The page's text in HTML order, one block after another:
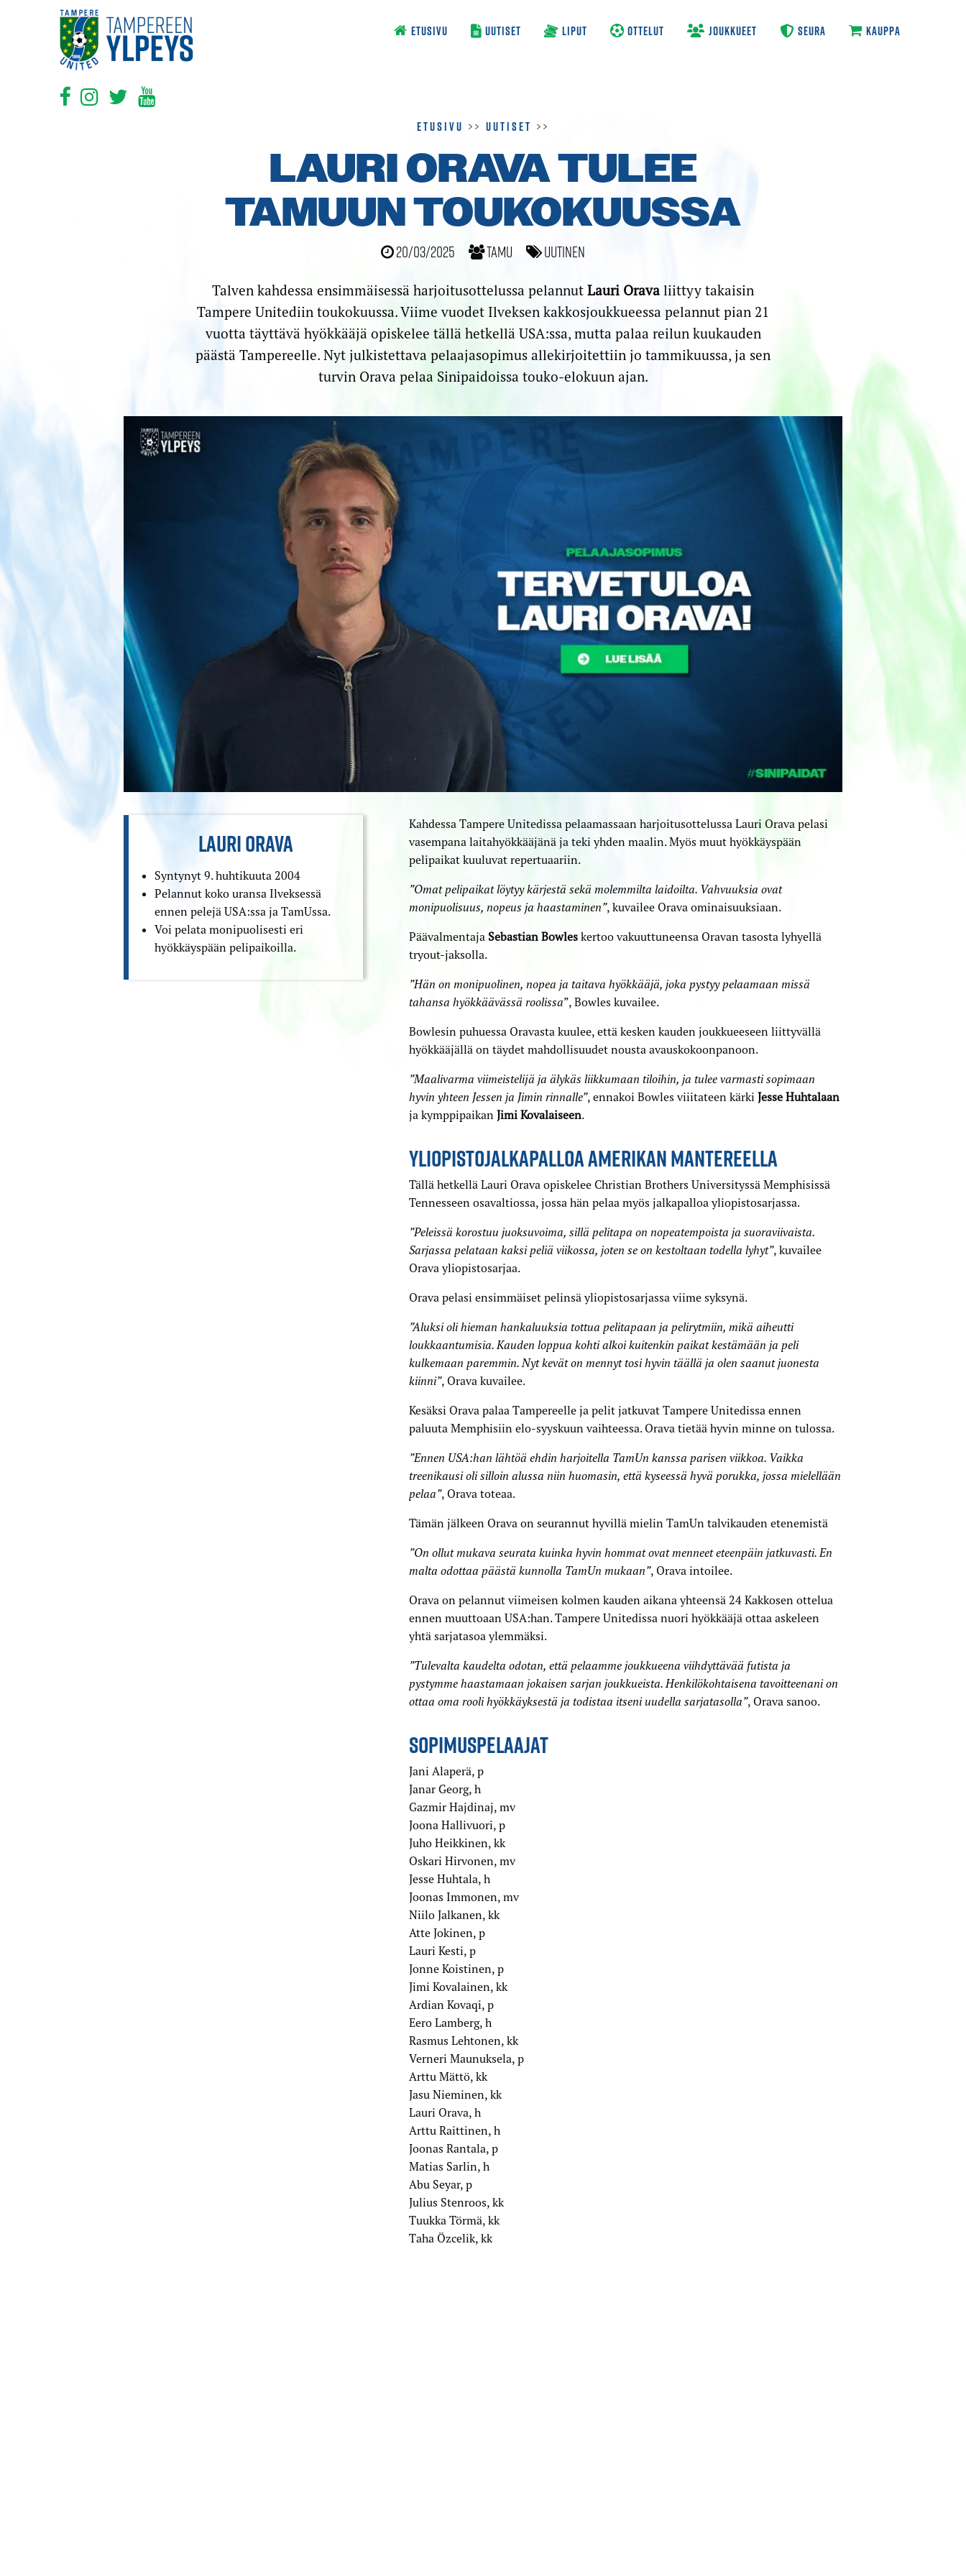
ETUSIVU UUTISET LIPUT OTTELUT JOUKKUEET SEURA KAUPPA
Etusivu >> Uutiset >>
LAURI ORAVA TULEE
TAMUUN TOUKOKUUSSA
20/03/2025 TamU Uutinen
Talven kahdessa ensimmäisessä harjoitusottelussa pelannut Lauri Orava liittyy takaisin
Tampere Unitediin toukokuussa. Viime vuodet Ilveksen kakkosjoukkueessa pelannut pian 21
vuotta täyttävä hyökkääjä opiskelee tällä hetkellä USA:ssa, mutta palaa reilun kuukauden
päästä Tampereelle. Nyt julkistettava pelaajasopimus allekirjoitettiin jo tammikuussa, ja sen
turvin Orava pelaa Sinipaidoissa touko-elokuun ajan.
LAURI ORAVA
Syntynyt 9. huhtikuuta 2004
Pelannut koko uransa Ilveksessä
ennen pelejä USA:ssa ja TamUssa.
Voi pelata moni­puolisesti eri
hyökkäys­pään peli­paikoilla.
Kahdessa Tampere Unitedissa pelaamassaan harjoitusottelussa Lauri Orava pelasi
vasempana laitahyökkääjänä ja teki yhden maalin. Myös muut hyökkäyspään
pelipaikat kuuluvat repertuaariin.
”⁠Omat pelipaikat löytyy kärjestä sekä molemmilta laidoilta. Vahvuuksia ovat
monipuolisuus, nopeus ja haastaminen”, kuvailee Orava ominaisuuksiaan.
Päävalmentaja Sebastian Bowles kertoo vakuuttuneensa Oravan tasosta lyhyellä
tryout-jaksolla.
”Hän on monipuolinen, nopea ja taitava hyökkääjä, joka pystyy pelaamaan missä
tahansa hyökkäävässä roolissa”, Bowles kuvailee.
Bowlesin puhuessa Oravasta kuulee, että kesken kauden joukkueeseen liittyvällä
hyökkääjällä on täydet mahdollisuudet nousta avauskokoonpanoon.
”Maalivarma viimeistelijä ja älykäs liikkumaan tiloihin, ja tulee varmasti sopimaan
hyvin yhteen Jessen ja Jimin rinnalle”, ennakoi Bowles viiitateen kärkiJesse Huhtalaan
ja kymppipaikanJimi Kovalaiseen.
YLIOPISTOJALKAPALLOA AMERIKAN MANTEREELLA
Tällä hetkellä Lauri Orava opiskelee Christian Brothers Universityssä Memphisissä
Tennesseen osavaltiossa, jossa hän pelaa myös jalkapalloa yliopistosarjassa.
”Peleissä korostuu juoksuvoima, sillä pelitapa on nopeatempoista ja suoraviivaista.
Sarjassa pelataan kaksi peliä viikossa, joten se on kestoltaan todella lyhyt”, kuvailee
Orava yliopistosarjaa.
Orava pelasi ensimmäiset pelinsä yliopistosarjassa viime syksynä.
”Aluksi oli hieman hankaluuksia tottua pelitapaan ja pelirytmiin, mikä aiheutti
loukkaantumisia. Kauden loppua kohti alkoi kuitenkin paikat kestämään ja peli
kulkemaan paremmin. Nyt kevät on mennyt tosi hyvin täällä ja olen saanut juonesta
kiinni”, Orava kuvailee.
Kesäksi Orava palaa Tampereelle ja pelit jatkuvat Tampere Unitedissa ennen
paluuta Memphisiin elo-syyskuun vaihteessa. Orava tietää hyvin minne on tulossa.
”⁠⁠Ennen USA:han lähtöä ehdin harjoitella TamUn kanssa parisen viikkoa. Vaikka
treenikausi oli silloin alussa niin huomasin, että kyseessä hyvä porukka, jossa mielellään
pelaa”, Orava toteaa.
Tämän jälkeen Orava on seurannut hyvillä mielin TamUn talvikauden etenemistä
”On ollut mukava seurata kuinka hyvin hommat ovat menneet eteenpäin jatkuvasti. En
malta odottaa päästä kunnolla TamUn mukaan”, Orava intoilee.
Orava on pelannut viimeisen kolmen kauden aikana yhteensä 24 Kakkosen ottelua
ennen muuttoaan USA:han. Tampere Unitedissa nuori hyökkääjä ottaa askeleen
yhtä sarjatasoa ylemmäksi.
”⁠⁠Tulevalta kaudelta odotan, että pelaamme joukkueena viihdyttävää futista ja
pystymme haastamaan jokaisen sarjan joukkueista. Henkilökohtaisena tavoitteenani on
ottaa oma rooli hyökkäyksestä ja todistaa itseni uudella sarjatasolla”, Orava sanoo.
SOPIMUSPELAAJAT
Jani Alaperä, p
Janar Georg, h
Gazmir Hajdinaj, mv
Joona Hallivuori, p
Juho Heikkinen, kk
Oskari Hirvonen, mv
Jesse Huhtala, h
Joonas Immonen, mv
Niilo Jalkanen, kk
Atte Jokinen, p
Lauri Kesti, p
Jonne Koistinen, p
Jimi Kovalainen, kk
Ardian Kovaqi, p
Eero Lamberg, h
Rasmus Lehtonen, kk
Verneri Maunuksela, p
Arttu Mättö, kk
Jasu Nieminen, kk
Lauri Orava, h
Arttu Raittinen, h
Joonas Rantala, p
Matias Sarlin, h
Abu Seyar, p
Julius Stenroos, kk
Tuukka Törmä, kk
Taha Özcelik, kk